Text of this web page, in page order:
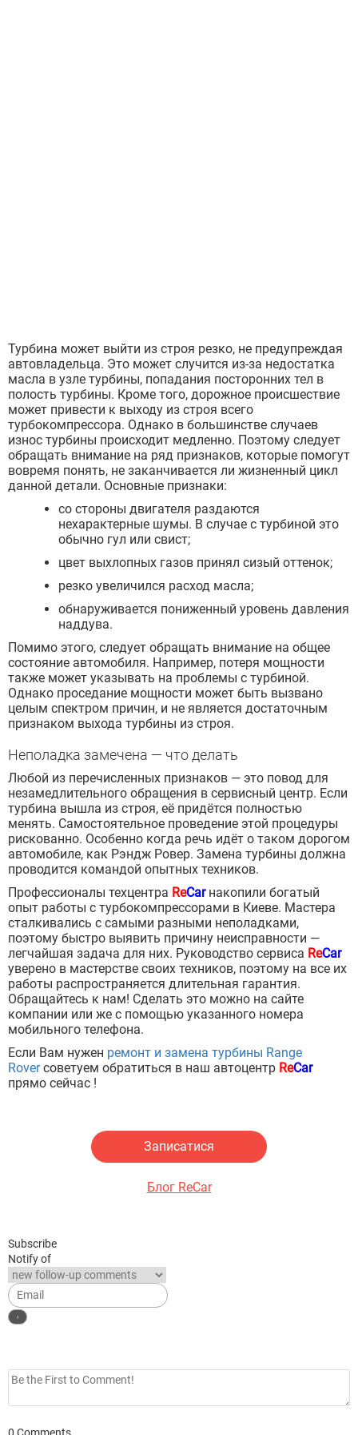
Турбина может выйти из строя резко, не предупреждая
автовладельца. Это может случится из-за недостатка
масла в узле турбины, попадания посторонних тел в
полость турбины. Кроме того, дорожное происшествие
может привести к выходу из строя всего
турбокомпрессора. Однако в большинстве случаев
износ турбины происходит медленно. Поэтому следует
обращать внимание на ряд признаков, которые помогут
вовремя понять, не заканчивается ли жизненный цикл
данной детали. Основные признаки:
со стороны двигателя раздаются
нехарактерные шумы. В случае с турбиной это
обычно гул или свист;
цвет выхлопных газов принял сизый оттенок;
резко увеличился расход масла;
обнаруживается пониженный уровень давления
наддува.
Помимо этого, следует обращать внимание на общее
состояние автомобиля. Например, потеря мощности
также может указывать на проблемы с турбиной.
Однако проседание мощности может быть вызвано
целым спектром причин, и не является достаточным
признаком выхода турбины из строя.
Неполадка замечена — что делать
Любой из перечисленных признаков — это повод для
незамедлительного обращения в сервисный центр. Если
турбина вышла из строя, её придётся полностью
менять. Самостоятельное проведение этой процедуры
рискованно. Особенно когда речь идёт о таком дорогом
автомобиле, как Рэндж Ровер. Замена турбины должна
проводится командой опытных техников.
Профессионалы техцентра ReCarнакопили богатый
опыт работы с турбокомпрессорами в Киеве. Мастера
сталкивались с самыми разными неполадками,
поэтому быстро выявить причину неисправности —
легчайшая задача для них. Руководство сервиса ReCar
уверено в мастерстве своих техников, поэтому на все их
работы распространяется длительная гарантия.
Обращайтесь к нам! Сделать это можно на сайте
компании или же с помощью указанного номера
мобильного телефона.
Если Вам нужен ремонт и замена турбины Range
Roverсоветуем обратиться в наш автоцентр ReCar
прямо сейчас !
Записатися
Блог ReCar
Subscribe
Notify of